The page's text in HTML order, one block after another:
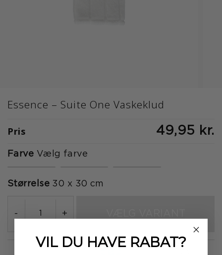
Essence – Suite One Vaskeklud
Pris 49,95 kr.
Farve Vælg farve
Størrelse 30 x 30 cm
- +
VIL DU HAVE RABAT?